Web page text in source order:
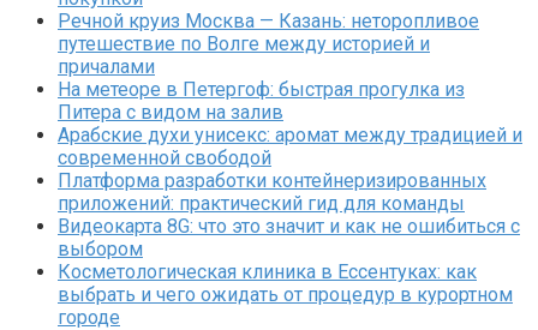
Речной круиз Москва — Казань: неторопливое
путешествие по Волге между историей и
причалами
На метеоре в Петергоф: быстрая прогулка из
Питера с видом на залив
Арабские духи унисекс: аромат между традицией и
современной свободой
Платформа разработки контейнеризированных
приложений: практический гид для команды
Видеокарта 8G: что это значит и как не ошибиться с
выбором
Косметологическая клиника в Ессентуках: как
выбрать и чего ожидать от процедур в курортном
городе